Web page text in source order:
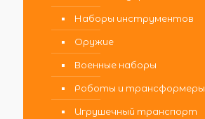
Наборы инструментов
Оружие
Военные наборы
Роботы и трансформеры
Игрушечный транспорт